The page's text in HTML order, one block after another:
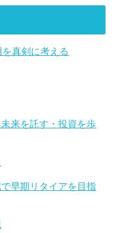
真剣に考える
来を託す・投資を歩
早期リタイアを目指